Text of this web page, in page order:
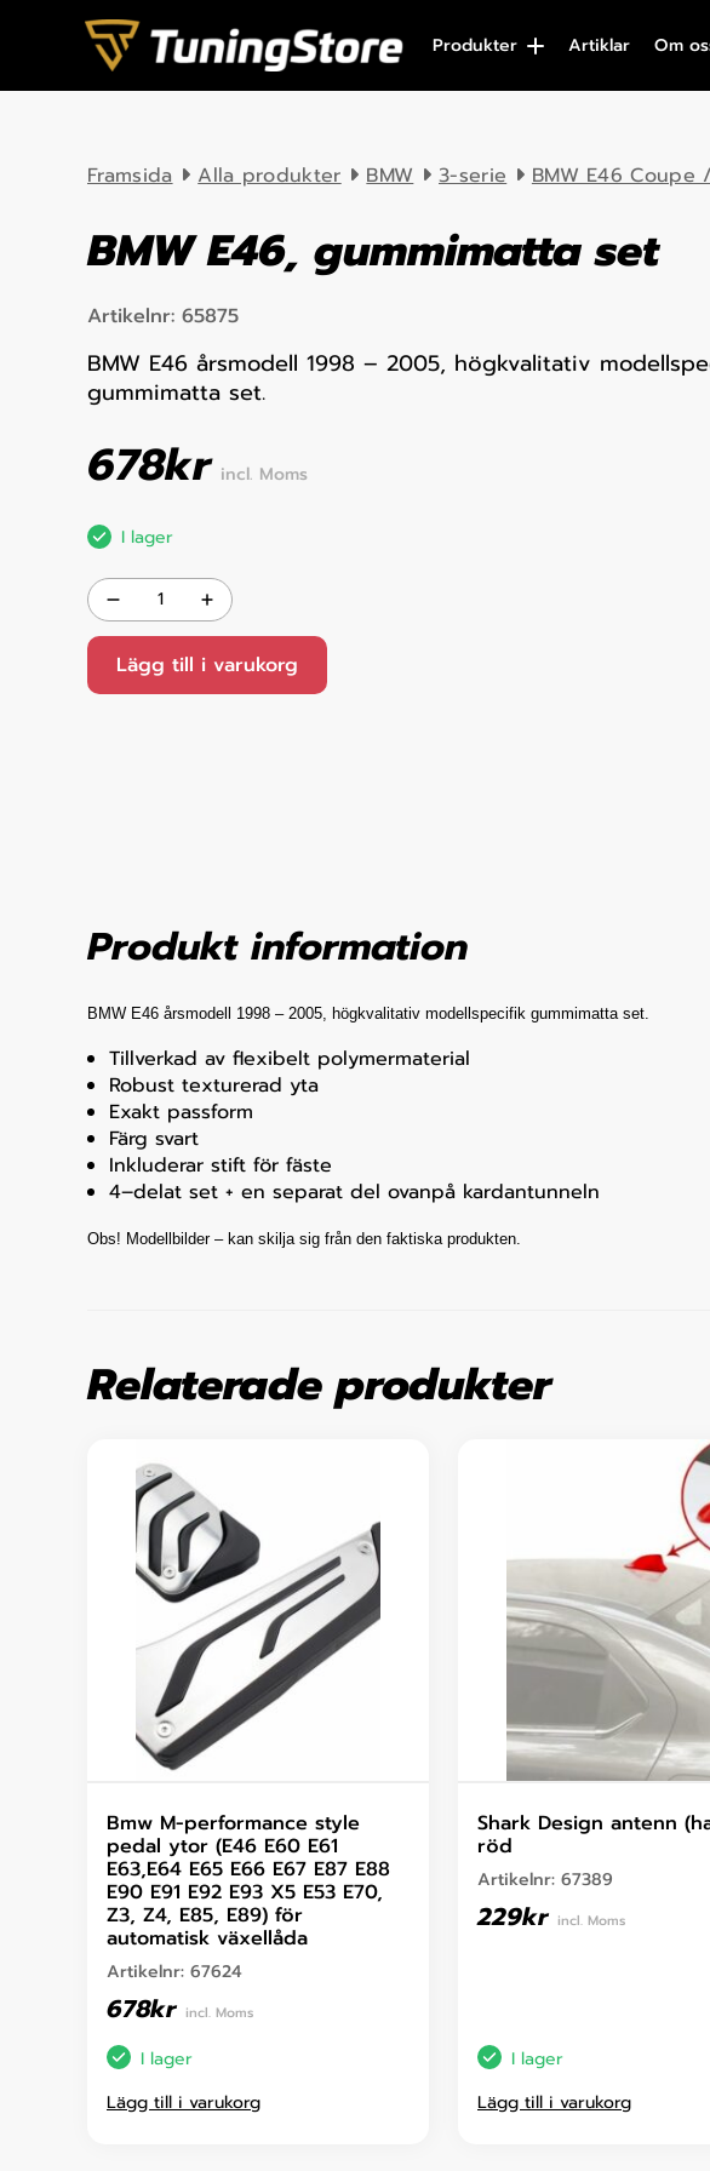
Skip to content
Produkter Artiklar Om
Framsida Alla produkter BMW 3-serie BMW E46
BMW E46, gummimatta set
Artikelnr: 65875
BMW E46 årsmodell 1998 – 2005, högkvalitativ
gummimatta set.
678kr incl. Moms
I lager
Lägg till i varukorg
Produkt information
BMW E46 årsmodell 1998 – 2005, högkvalitativ modellspecifik gummimatta set.
Tillverkad av flexibelt polymermaterial
Robust texturerad yta
Exakt passform
Färg svart
Inkluderar stift för fäste
4–delat set + en separat del ovanpå kardantunneln
Obs! Modellbilder – kan skilja sig från den faktiska produkten.
Relaterade produkter
Bmw M-performance style
pedal ytor (E46 E60 E61
E63,E64 E65 E66 E67 E87 E88
E90 E91 E92 E93 X5 E53 E70,
Z3, Z4, E85, E89) för
automatisk växellåda
Artikelnr: 67624
678kr incl. Moms
I lager
Lägg till i varukorg
Shark Design antenn
röd
Artikelnr: 67389
229kr incl. Moms
I lager
Lägg till i varukorg